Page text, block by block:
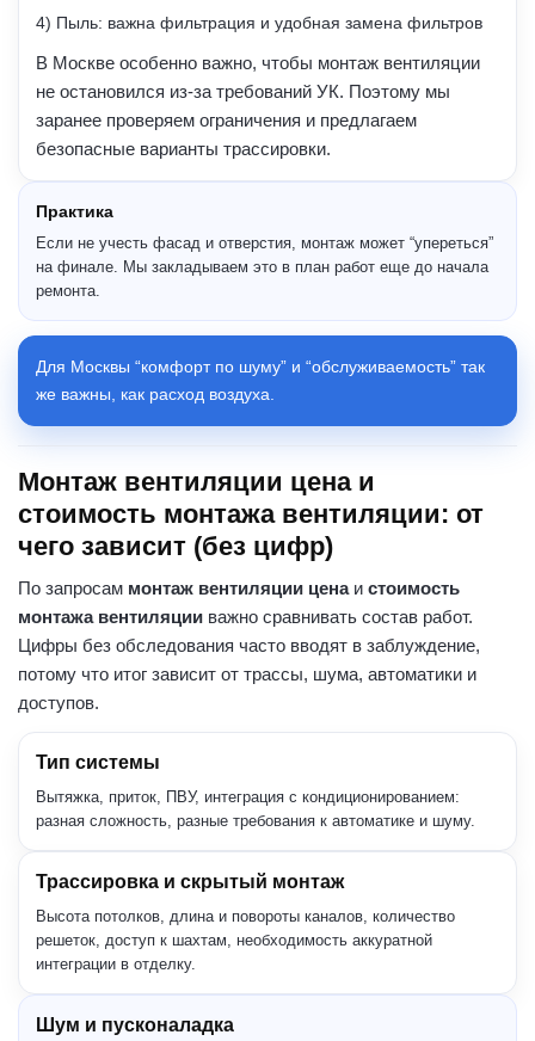
4) Пыль: важна фильтрация и удобная замена фильтров
В Москве особенно важно, чтобы монтаж вентиляции
не остановился из-за требований УК. Поэтому мы
заранее проверяем ограничения и предлагаем
безопасные варианты трассировки.
Практика
Если не учесть фасад и отверстия, монтаж может “упереться”
на финале. Мы закладываем это в план работ еще до начала
ремонта.
Для Москвы “комфорт по шуму” и “обслуживаемость” так
же важны, как расход воздуха.
Монтаж вентиляции цена и
стоимость монтажа вентиляции: от
чего зависит (без цифр)
По запросам монтаж вентиляции ценаи стоимость
монтажа вентиляции важно сравнивать состав работ.
Цифры без обследования часто вводят в заблуждение,
потому что итог зависит от трассы, шума, автоматики и
доступов.
Тип системы
Вытяжка, приток, ПВУ, интеграция с кондиционированием:
разная сложность, разные требования к автоматике и шуму.
Трассировка и скрытый монтаж
Высота потолков, длина и повороты каналов, количество
решеток, доступ к шахтам, необходимость аккуратной
интеграции в отделку.
Шум и пусконаладка